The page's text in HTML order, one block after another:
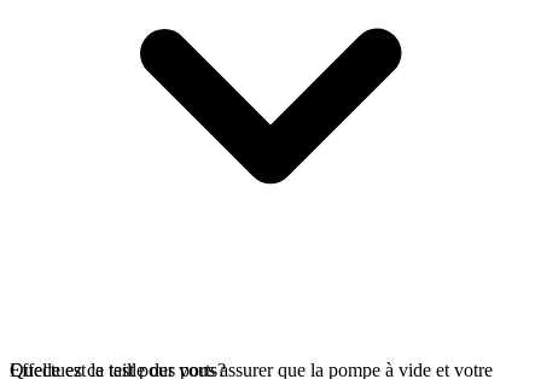
Effectuez ce test pour vous assurer que la pompe à vide et votre
Quelle est la taille des ports?